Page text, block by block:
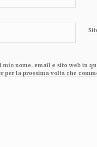
mio nome, email e sito web in
per la prossima volta che